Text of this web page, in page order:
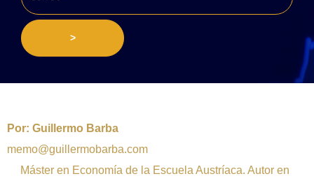
>
Por: Guillermo Barba
memo@guillermobarba.com
Máster en Economía de la Escuela Austríaca. Autor en